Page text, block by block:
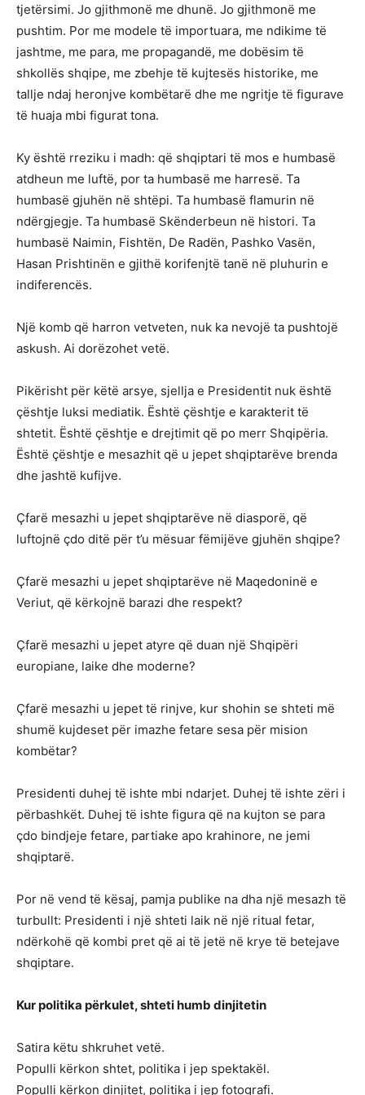
tjetërsimi. Jo gjithmonë me dhunë. Jo gjithmonë me
pushtim. Por me modele të importuara, me ndikime të
jashtme, me para, me propagandë, me dobësim të
shkollës shqipe, me zbehje të kujtesës historike, me
tallje ndaj heronjve kombëtarë dhe me ngritje të figurave
të huaja mbi figurat tona.
Ky është rreziku i madh: që shqiptari të mos e humbasë
atdheun me luftë, por ta humbasë me harresë. Ta
humbasë gjuhën në shtëpi. Ta humbasë flamurin në
ndërgjegje. Ta humbasë Skënderbeun në histori. Ta
humbasë Naimin, Fishtën, De Radën, Pashko Vasën,
Hasan Prishtinën e gjithë korifenjtë tanë në pluhurin e
indiferencës.
Një komb që harron vetveten, nuk ka nevojë ta pushtojë
askush. Ai dorëzohet vetë.
Pikërisht për këtë arsye, sjellja e Presidentit nuk është
çështje luksi mediatik. Është çështje e karakterit të
shtetit. Është çështje e drejtimit që po merr Shqipëria.
Është çështje e mesazhit që u jepet shqiptarëve brenda
dhe jashtë kufijve.
Çfarë mesazhi u jepet shqiptarëve në diasporë, që
luftojnë çdo ditë për t’u mësuar fëmijëve gjuhën shqipe?
Çfarë mesazhi u jepet shqiptarëve në Maqedoninë e
Veriut, që kërkojnë barazi dhe respekt?
Çfarë mesazhi u jepet atyre që duan një Shqipëri
europiane, laike dhe moderne?
Çfarë mesazhi u jepet të rinjve, kur shohin se shteti më
shumë kujdeset për imazhe fetare sesa për mision
kombëtar?
Presidenti duhej të ishte mbi ndarjet. Duhej të ishte zëri i
përbashkët. Duhej të ishte figura që na kujton se para
çdo bindjeje fetare, partiake apo krahinore, ne jemi
shqiptarë.
Por në vend të kësaj, pamja publike na dha një mesazh të
turbullt: Presidenti i një shteti laik në një ritual fetar,
ndërkohë që kombi pret që ai të jetë në krye të betejave
shqiptare.
Kur politika përkulet, shteti humb dinjitetin
Satira këtu shkruhet vetë.
Populli kërkon shtet, politika i jep spektakël.
Populli kërkon dinjitet, politika i jep fotografi.